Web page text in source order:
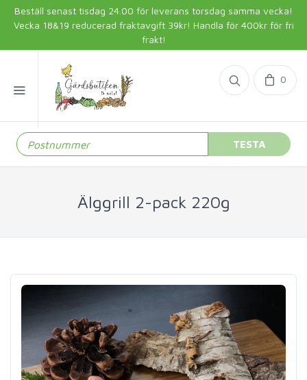
Beställ senast tisdag 24.00 för leverans torsdag samma vecka!
Vecka 18&19 reducerad fraktavgift 39kr! Handla för 400kr för fri
frakt!
0
TESTA
Älggrill 2-pack 220g